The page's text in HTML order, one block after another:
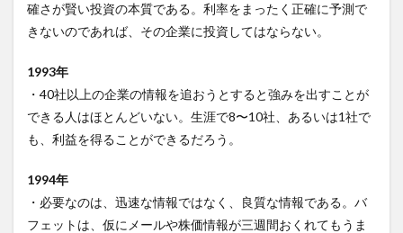
確さが賢い投資の本質である。利率をまったく正確に予測で
きないのであれば、その企業に投資してはならない。
1993年
・40社以上の企業の情報を追おうとすると強みを出すことが
できる人はほとんどいない。生涯で8〜10社、あるいは1社で
も、利益を得ることができるだろう。
1994年
・必要なのは、迅速な情報ではなく、良質な情報である。バ
フェットは、仮にメールや株価情報が三週間おくれてもうま